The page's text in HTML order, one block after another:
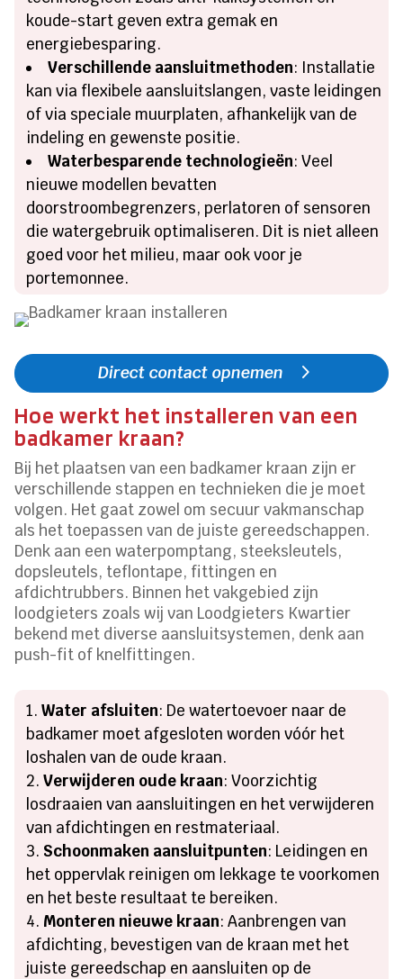
koude-start geven extra gemak en
energiebesparing.
Verschillende aansluitmethoden: Installatie
kan via flexibele aansluitslangen, vaste leidingen
of via speciale muurplaten, afhankelijk van de
indeling en gewenste positie.
Waterbesparende technologieën: Veel
nieuwe modellen bevatten
doorstroombegrenzers, perlatoren of sensoren
die watergebruik optimaliseren. Dit is niet alleen
goed voor het milieu, maar ook voor je
portemonnee.
Direct contact opnemen
Hoe werkt het installeren van een
badkamer kraan?
Bij het plaatsen van een badkamer kraan zijn er
verschillende stappen en technieken die je moet
volgen. Het gaat zowel om secuur vakmanschap
als het toepassen van de juiste gereedschappen.
Denk aan een waterpomptang, steeksleutels,
dopsleutels, teflontape, fittingen en
afdichtrubbers. Binnen het vakgebied zijn
loodgieters zoals wij van Loodgieters Kwartier
bekend met diverse aansluitsystemen, denk aan
push-fit of knelfittingen.
Water afsluiten: De watertoevoer naar de
badkamer moet afgesloten worden vóór het
loshalen van de oude kraan.
Verwijderen oude kraan: Voorzichtig
losdraaien van aansluitingen en het verwijderen
van afdichtingen en restmateriaal.
Schoonmaken aansluitpunten: Leidingen en
het oppervlak reinigen om lekkage te voorkomen
en het beste resultaat te bereiken.
Monteren nieuwe kraan: Aanbrengen van
afdichting, bevestigen van de kraan met het
juiste gereedschap en aansluiten op de